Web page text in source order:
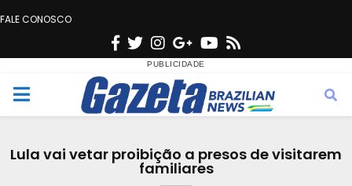
FALE CONOSCO
F
c
e
o
T
w
i
t
e
n
s
t
g
G
o
o
g
e
Y
u
t
b
s
M
Lula vai vetar proibição a presos de visitarem
familiares